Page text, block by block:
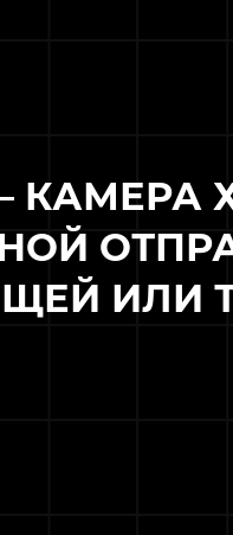
КАМЕРА
ИЛИ